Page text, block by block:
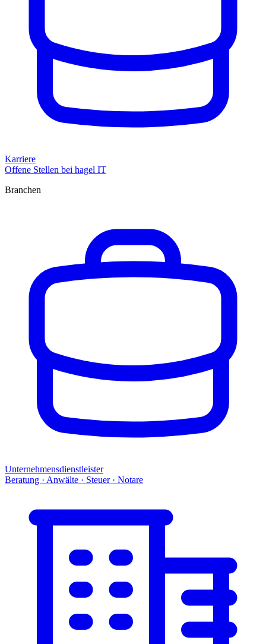
Karriere
Offene Stellen bei hagel IT
Branchen
Unternehmensdienstleister
Beratung · Anwälte · Steuer · Notare